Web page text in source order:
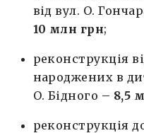
від вул. О.
10 млн грн;
реконструкція
народжених в
О. Бідного – 8,5
реконструкція